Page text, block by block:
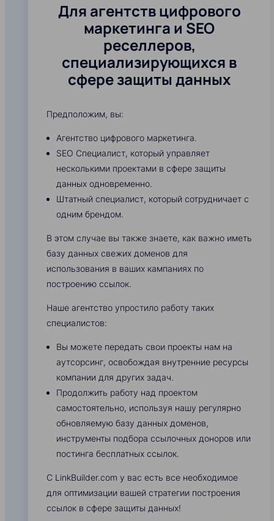
Для агентств цифрового
маркетинга и SEO
реселлеров,
специализирующихся в
сфере защиты данных
Предположим, вы:
Агентство цифрового маркетинга.
SEO Специалист, который управляет
несколькими проектами в сфере защиты
данных одновременно.
Штатный специалист, который сотрудничает с
одним брендом.
В этом случае вы также знаете, как важно иметь
базу данных свежих доменов для
использования в ваших кампаниях по
построению ссылок.
Наше агентство упростило работу таких
специалистов:
Вы можете передать свои проекты нам на
аутсорсинг, освобождая внутренние ресурсы
компании для других задач.
Продолжить работу над проектом
самостоятельно, используя нашу регулярно
обновляемую базу данных доменов,
инструменты подбора ссылочных доноров или
постинга бесплатных ссылок.
С LinkBuilder.com у вас есть все необходимое
для оптимизации вашей стратегии построения
ссылок в сфере защиты данных!